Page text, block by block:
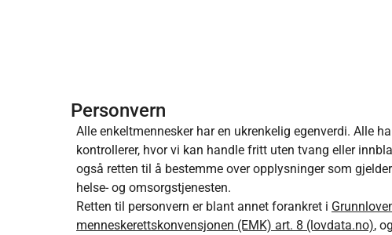
Personvern
Alle enkeltmennesker har en ukrenkelig egenverdi. Alle
kontrollerer, hvor vi kan handle fritt uten tvang eller
også retten til å bestemme over opplysninger som
helse- og omsorgstjenesten.
Retten til personvern er blant annet forankret i
menneskerettskonvensjonen (EMK) art. 8 (lovdata.no),